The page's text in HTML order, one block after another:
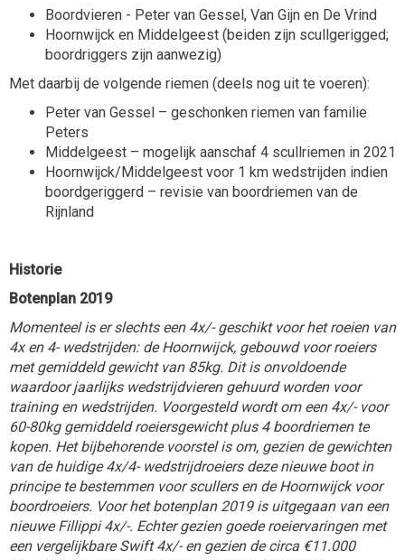
Boordvieren - Peter van Gessel, Van Gijn en De Vrind
Hoornwijck en Middelgeest (beiden zijn scullgerigged;
boordriggers zijn aanwezig)
Met daarbij de volgende riemen (deels nog uit te voeren):
Peter van Gessel – geschonken riemen van familie
Peters
Middelgeest – mogelijk aanschaf 4 scullriemen in 2021
Hoornwijck/Middelgeest voor 1 km wedstrijden indien
boordgeriggerd – revisie van boordriemen van de
Rijnland
Historie
Botenplan 2019
Momenteel is er slechts een 4x/- geschikt voor het roeien van
4x en 4- wedstrijden: de Hoornwijck, gebouwd voor roeiers
met gemiddeld gewicht van 85kg. Dit is onvoldoende
waardoor jaarlijks wedstrijdvieren gehuurd worden voor
training en wedstrijden. Voorgesteld wordt om een 4x/- voor
60-80kg gemiddeld roeiersgewicht plus 4 boordriemen te
kopen. Het bijbehorende voorstel is om, gezien de gewichten
van de huidige 4x/4- wedstrijdroeiers deze nieuwe boot in
principe te bestemmen voor scullers en de Hoornwijck voor
boordroeiers. Voor het botenplan 2019 is uitgegaan van een
nieuwe Fillippi 4x/-. Echter gezien goede roeiervaringen met
een vergelijkbare Swift 4x/- en gezien de circa €11.000